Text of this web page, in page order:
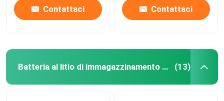
Contattaci Contattaci
Batteria al litio di immagazzinamento dell'energia (13)